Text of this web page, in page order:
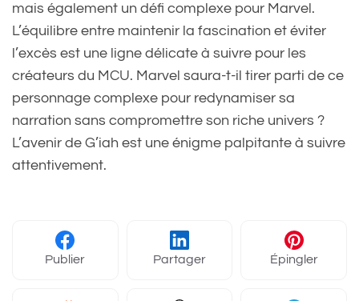
mais également un défi complexe pour Marvel.
L’équilibre entre maintenir la fascination et éviter
l’excès est une ligne délicate à suivre pour les
créateurs du MCU. Marvel saura-t-il tirer parti de ce
personnage complexe pour redynamiser sa
narration sans compromettre son riche univers ?
L’avenir de G’iah est une énigme palpitante à suivre
attentivement.
Publier Partager Épingler